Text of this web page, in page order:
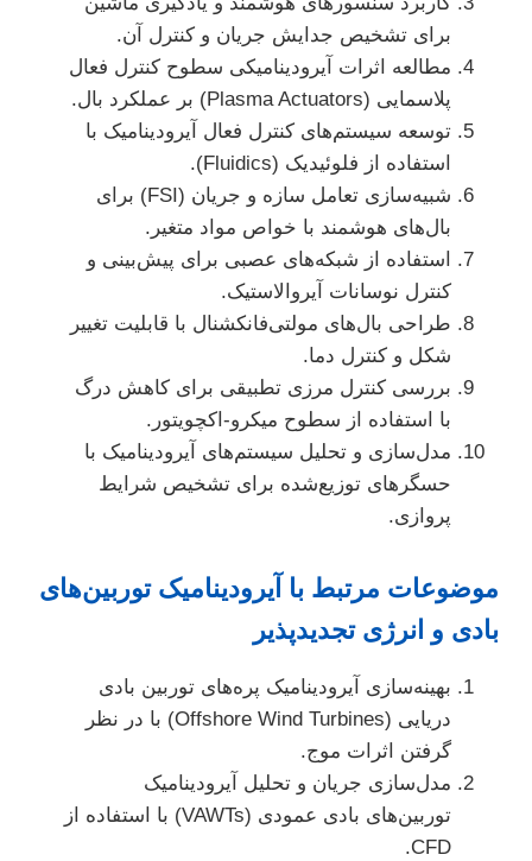
برای تشخیص جدایش جریان و کنترل آن.
مطالعه اثرات آیرودینامیکی سطوح کنترل فعال
پلاسمایی (Plasma Actuators) بر عملکرد بال.
توسعه سیستم‌های کنترل فعال آیرودینامیک با
استفاده از فلوئیدیک (Fluidics).
شبیه‌سازی تعامل سازه و جریان (FSI) برای
بال‌های هوشمند با خواص مواد متغیر.
استفاده از شبکه‌های عصبی برای پیش‌بینی و
کنترل نوسانات آیروالاستیک.
طراحی بال‌های مولتی‌فانکشنال با قابلیت تغییر
شکل و کنترل دما.
بررسی کنترل مرزی تطبیقی برای کاهش درگ
با استفاده از سطوح میکرو-اکچویتور.
مدل‌سازی و تحلیل سیستم‌های آیرودینامیک با
حسگرهای توزیع‌شده برای تشخیص شرایط
پروازی.
موضوعات مرتبط با آیرودینامیک توربین‌های
بادی و انرژی تجدیدپذیر
بهینه‌سازی آیرودینامیک پره‌های توربین بادی
دریایی (Offshore Wind Turbines) با در نظر
گرفتن اثرات موج.
مدل‌سازی جریان و تحلیل آیرودینامیک
توربین‌های بادی عمودی (VAWTs) با استفاده از
CFD.